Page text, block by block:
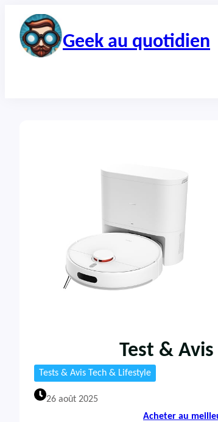
contenu
Geek au quotidien
Test &
Tests & Avis Tech & Lifestyle
26 août 2025
Acheter au